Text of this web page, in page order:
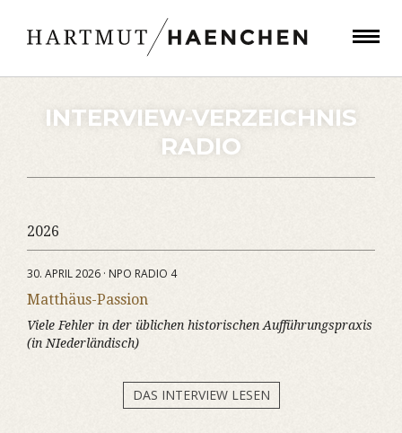
INTERVIEW-VERZEICHNIS
RADIO
2026
30. APRIL 2026 · NPO RADIO 4
Matthäus-Passion
Viele Fehler in der üblichen historischen Aufführungspraxis
(in NIederländisch)
DAS INTERVIEW LESEN